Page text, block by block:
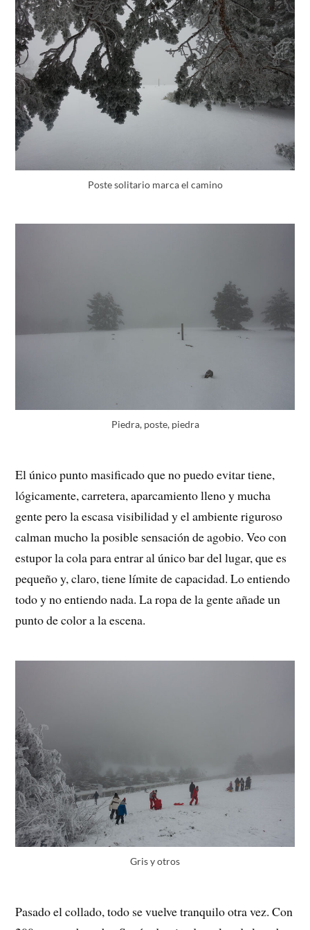
Poste solitario marca el camino
Piedra, poste, piedra
El único punto masificado que no puedo evitar tiene,
lógicamente, carretera, aparcamiento lleno y mucha
gente pero la escasa visibilidad y el ambiente riguroso
calman mucho la posible sensación de agobio. Veo con
estupor la cola para entrar al único bar del lugar, que es
pequeño y, claro, tiene límite de capacidad. Lo entiendo
todo y no entiendo nada. La ropa de la gente añade un
punto de color a la escena.
Gris y otros
Pasado el collado, todo se vuelve tranquilo otra vez. Con